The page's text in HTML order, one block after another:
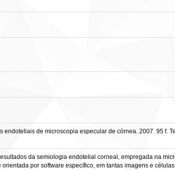
endoteliais de microscopia especular de córnea. 2007. 95 f.
da semiologia endotelial corneal, empregada na
por software específico, em tantas imagens e